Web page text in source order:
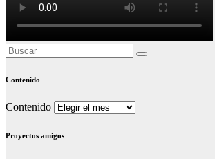
Contenido
Contenido
Proyectos amigos